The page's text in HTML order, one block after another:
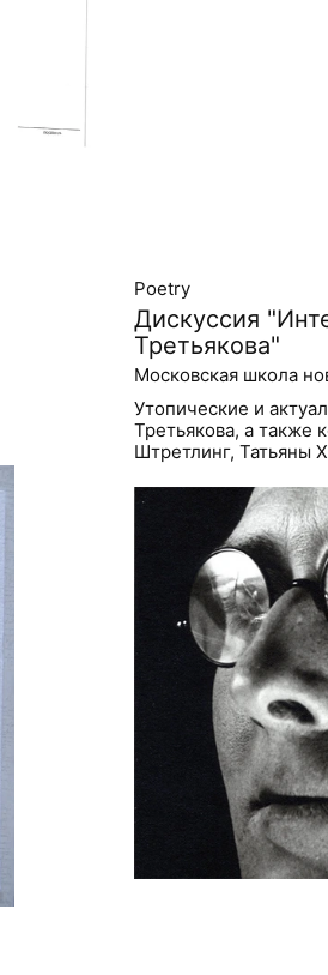
Poetry
Дискуссия
Третьякова"
Московская школа
Утопические и
Третьякова, а также
Штретлинг, Татьяны